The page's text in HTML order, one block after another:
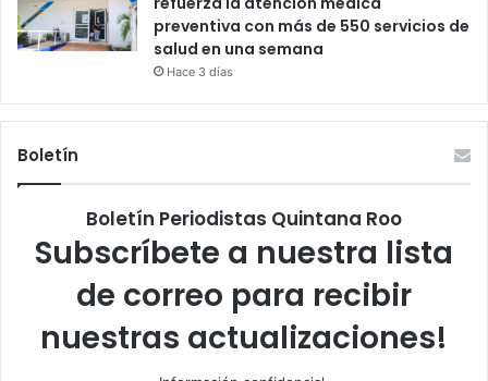
preventiva con más de 550 servicios de
salud en una semana
Hace 3 días
Boletín
Boletín Periodistas Quintana Roo
Subscríbete a nuestra lista
de correo para recibir
nuestras actualizaciones!